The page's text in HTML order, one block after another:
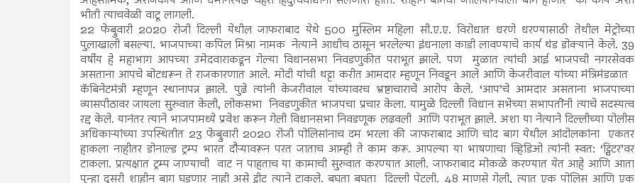
भीती त्याचवेळी वाटू लागली.
22 फेब्रुवारी 2020 रोजी दिल्ली येथील जाफराबाद येथे 500 मुस्लिम महिला सी.ए.ए. विरोधात धरणे धरण्यासाठी तेथील मेट्रोच्या
पुलाखाली बसल्या. भाजपाच्या कपिल मिश्रा नामक नेत्याने आधीच ठासून भरलेल्या इंधनाला काडी लावण्याचे कार्य थंड डोक्याने केले. 39
वर्षीय हे महाभाग आपच्या उमेदवाराकडून गेल्या विधानसभा निवडणुकीत पराभूत झाले. पण मुळात त्यांची आई भाजपची नगरसेवक
असताना आपचे बोटधरून ते राजकारणात आले. मोदी यांची थट्टा करीत आमदार म्हणून निवडून आले आणि केजरीवाल यांच्या मंत्रिमंडळात
कॅबिनेटमंत्री म्हणून स्थानापन्न झाले. पुढे त्यांनी केजरीवाल यांच्यावरच भ्रष्टाचाराचे आरोप केले. ‘आप’चे आमदार असताना भाजपाच्या
व्यासपीठावर जायला सुरुवात केली, लोकसभा निवडणुकीत भाजपचा प्रचार केला. यामुळे दिल्ली विधान सभेच्या सभापतींनी त्याचे सदस्यत्व
रद्द केले. यानंतर त्याने भाजपामध्ये प्रवेश करून गेली विधानसभा निवडणूक लढवली आणि पराभूत झाले. अशा या नेत्याने दिल्लीच्या पोलीस
अधिकाऱ्यांच्या उपस्थितीत 23 फेब्रुवारी 2020 रोजी पोलिसांनाच दम भरला की जाफराबाद आणि चांद बाग येथील आंदोलकांना एकतर
हाकला नाहीतर डोनाल्ड ट्रम्प भारत दौऱ्यावरून परत जाताच आम्ही ते काम करू. आपल्या या भाषणाचा व्हिडिओ त्यांनी स्वत: ‘ट्विटर’वर
टाकला. प्रत्यक्षात ट्रम्प जाण्याची वाट न पाहताच या कामाची सुरुवात करण्यात आली. जाफराबाद मोकळे करण्यात येत आहे आणि आता